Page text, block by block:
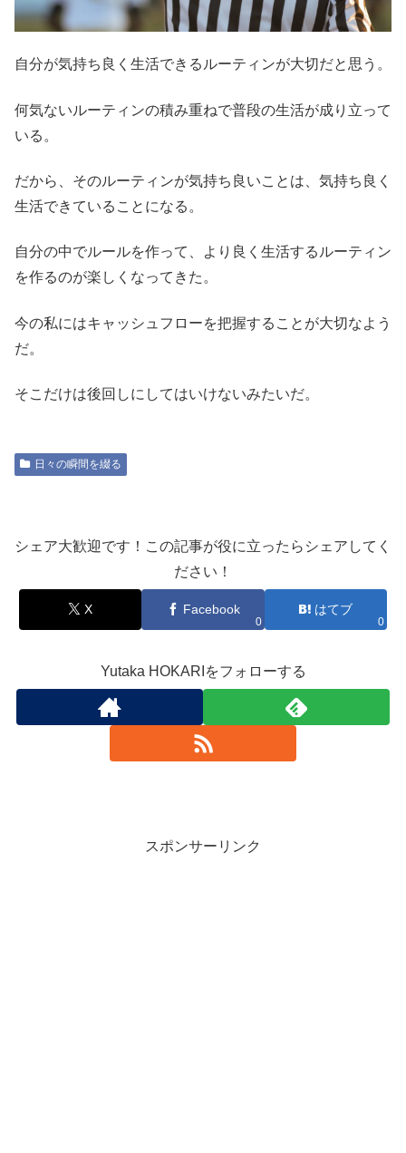
自分が気持ち良く生活できるルーティンが大切だと思う。
何気ないルーティンの積み重ねで普段の生活が成り立って
いる。
だから、そのルーティンが気持ち良いことは、気持ち良く
生活できていることになる。
自分の中でルールを作って、より良く生活するルーティン
を作るのが楽しくなってきた。
今の私にはキャッシュフローを把握することが大切なよう
だ。
そこだけは後回しにしてはいけないみたいだ。
日々の瞬間を綴る
シェア大歓迎です！この記事が役に立ったらシェアしてく
ださい！
X Facebook
0
はてブ
0
Yutaka HOKARIをフォローする
スポンサーリンク